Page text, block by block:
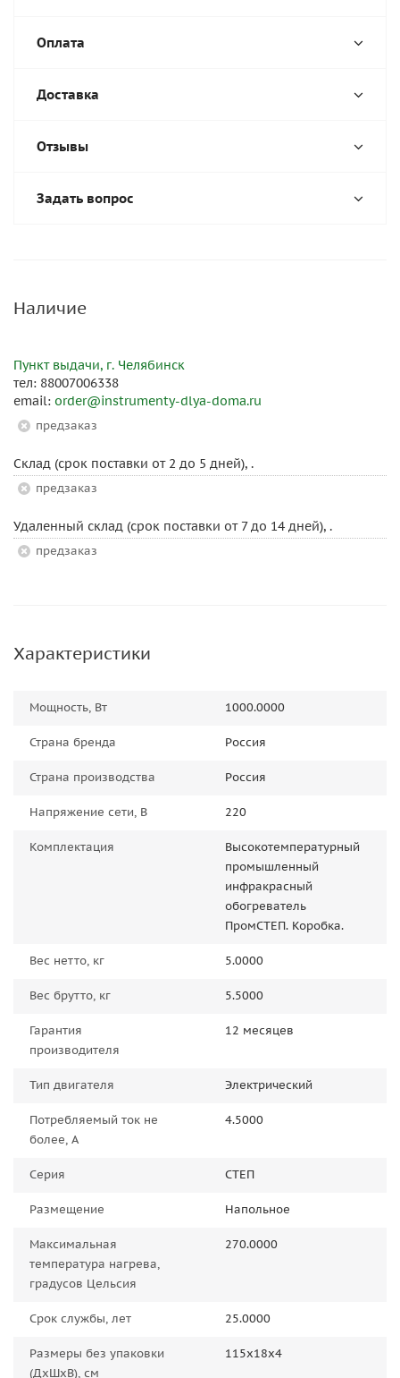
Оплата
Доставка
Отзывы
Задать вопрос
Наличие
Пункт выдачи, г. Челябинск
тел: 88007006338
email: order@instrumenty-dlya-doma.ru
Предзаказ
Склад (срок поставки от 2 до 5 дней), .
Предзаказ
Удаленный склад (срок поставки от 7 до 14 дней), .
Предзаказ
Характеристики
Мощность, Вт 1000.0000
Страна бренда Россия
Страна производства Россия
Напряжение сети, В 220
Комплектация
Высокотемпературный
промышленный
инфракрасный
обогреватель
ПромСТЕП. Коробка.
Вес нетто, кг 5.0000
Вес брутто, кг 5.5000
Гарантия
производителя
12 месяцев
Тип двигателя Электрический
Потребляемый ток не
более, А
4.5000
Серия СТЕП
Размещение Напольное
Максимальная
температура нагрева,
градусов Цельсия
270.0000
Срок службы, лет 25.0000
Размеры без упаковки
(ДxШxВ), см
115x18x4